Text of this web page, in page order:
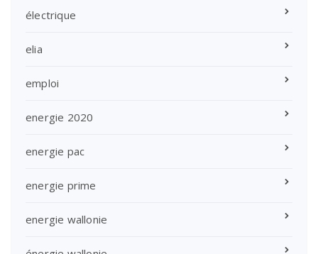
électrique
elia
emploi
energie 2020
energie pac
energie prime
energie wallonie